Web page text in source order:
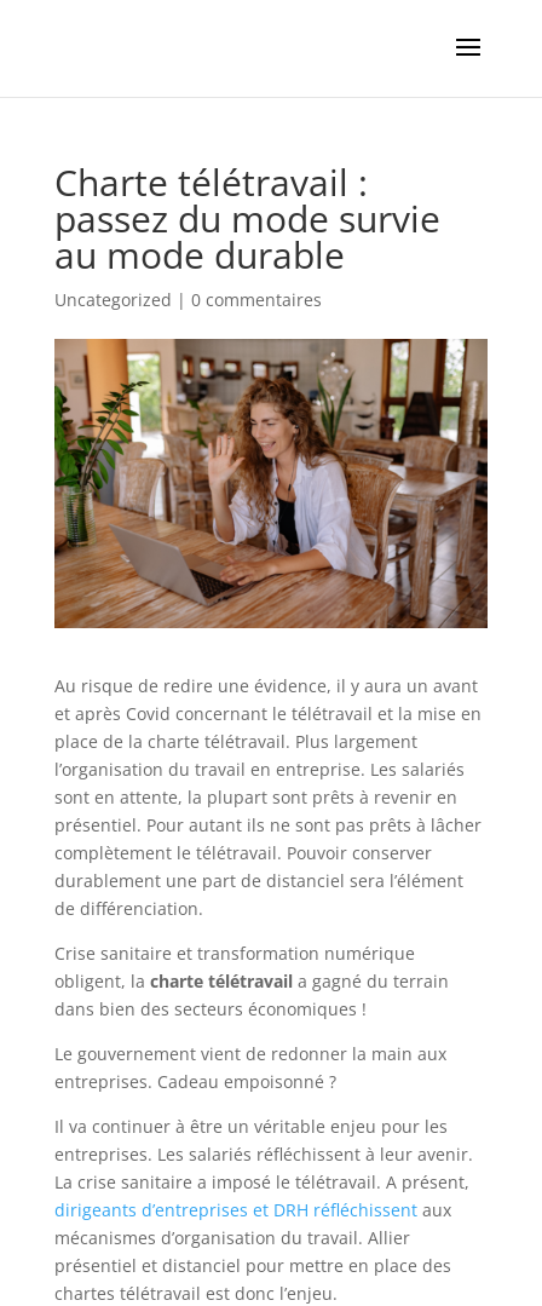
Charte télétravail :
passez du mode survie
au mode durable
Uncategorized | 0 commentaires
Au risque de redire une évidence, il y aura un avant
et après Covid concernant le télétravail et la mise en
place de la charte télétravail. Plus largement
l’organisation du travail en entreprise. Les salariés
sont en attente, la plupart sont prêts à revenir en
présentiel. Pour autant ils ne sont pas prêts à lâcher
complètement le télétravail. Pouvoir conserver
durablement une part de distanciel sera l’élément
de différenciation.
Crise sanitaire et transformation numérique
obligent, la charte télétravaila gagné du terrain
dans bien des secteurs économiques !
Le gouvernement vient de redonner la main aux
entreprises. Cadeau empoisonné ?
Il va continuer à être un véritable enjeu pour les
entreprises. Les salariés réfléchissent à leur avenir.
La crise sanitaire a imposé le télétravail. A présent,
dirigeants d’entreprises et DRH réfléchissentaux
mécanismes d’organisation du travail. Allier
présentiel et distanciel pour mettre en place des
chartes télétravail est donc l’enjeu.